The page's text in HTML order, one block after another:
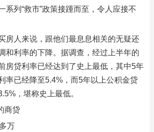
系列“救市”政策接踵而至，令人应接不
房人来说，跟他们最息息相关的无疑还
和利率的下降。据调查，经过上半年的
房贷利率已经达到了史上最低，其中5年
率已经降至5.4%，而5年以上公积金贷
，堪称史上最低。
商贷
万